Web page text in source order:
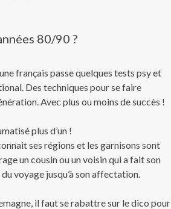
80/90 ?
français passe quelques tests psy et
Des techniques pour se faire
Avec plus ou moins de succès !
plus d’un !
ses régions et les garnisons sont
un cousin ou un voisin qui a fait son
voyage jusqu’à son affectation.
il faut se rabattre sur le dico pour